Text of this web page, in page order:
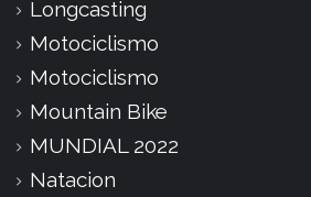
Longcasting
Motociclismo
Motociclismo
Mountain Bike
MUNDIAL 2022
Natacion